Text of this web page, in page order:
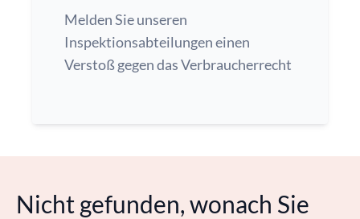
Melden Sie unseren
Inspektionsabteilungen einen
Verstoß gegen das Verbraucherrecht
Nicht gefunden, wonach Sie